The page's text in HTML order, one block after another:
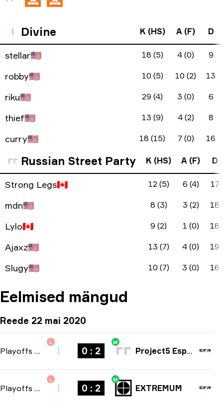
Divine K (HS) A (F) D
stellar🇺🇸 18 (5) 4 (0) 9
robby🇺🇸 10 (5) 10 (2) 13
riku🇺🇸 29 (4) 3 (0) 6
thief🇺🇸 13 (9) 4 (2) 8
curry🇺🇸 18 (15) 7 (0) 16
Russian Street Party K (HS) A (F) D
Strong Legs🇨🇦 12 (5) 6 (4) 17
mdn🇺🇸 8 (3) 3 (2) 18
Lylo🇨🇦 9 (2) 1 (0) 18
Ajaxz🇺🇸 13 (7) 4 (0) 19
Slugy🇺🇸 10 (7) 3 (0) 16
Eelmised mängud
Reede 22 mai 2020
Playoffs
L
0 : 2
W
Project5 Esport
Playoffs
L
0 : 2
W
EXTREMUM